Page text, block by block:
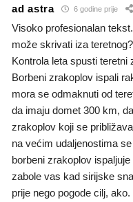
ad astra 6 godine prije
Visoko profesionalan
može skrivati iza
Kontrola leta spusti teretni
Borbeni zrakoplov ispali
mora se odmaknuti od
da imaju domet 300 km,
zrakoplov koji se
na većim udaljenostima
borbeni zrakoplov
zabole vas kad sirijske
prije nego pogode cilj,